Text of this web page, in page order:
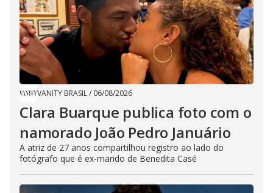
VANITY BRASIL/ 06/08/2026
Clara Buarque publica foto com o
namorado João Pedro Januário
A atriz de 27 anos compartilhou registro ao lado do
fotógrafo que é ex-marido de Benedita Casé